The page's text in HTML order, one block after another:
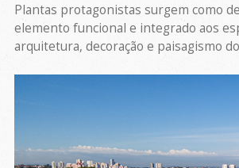
Plantas protagonistas surgem como
elemento funcional e integrado aos
arquitetura, decoração e paisagismo